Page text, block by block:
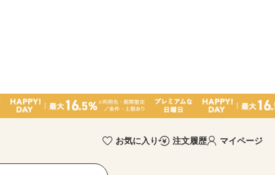
お気に入り 注文履歴 マイページ